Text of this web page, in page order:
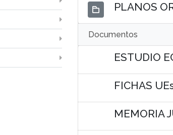
PLANOS
Documentos
ESTUDIO
FICHAS
MEMORIA